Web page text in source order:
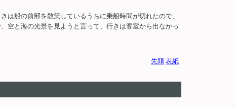
船の前部を散策しているうちに乗船時間が切れたので、
空と海の光景を見ようと言って、行きは客室から出なかっ
先頭 表紙